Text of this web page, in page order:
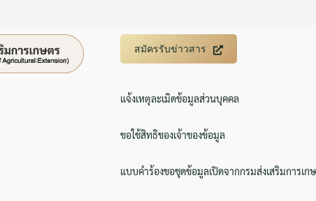
สมัครรับข่าวสาร
แจ้งเหตุละเมิดข้อมูลส่วนบุคคล
ขอใช้สิทธิของเจ้าของข้อมูล
แบบคำร้องขอชุดข้อมูลเปิดจากกรมส่งเสริมการเก